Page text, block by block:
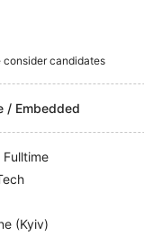
candidates
/ Embedded
Fulltime
(Kyiv)